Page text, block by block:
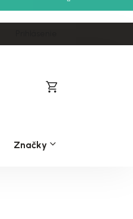
Nákupný
Značky